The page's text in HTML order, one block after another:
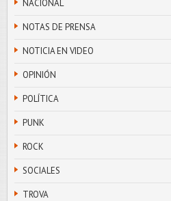
NACIONAL
NOTAS DE PRENSA
NOTICIA EN VIDEO
OPINIÓN
POLÍTICA
PUNK
ROCK
SOCIALES
TROVA